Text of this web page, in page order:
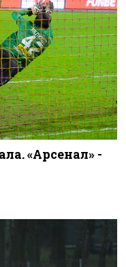
«Арсенал» -